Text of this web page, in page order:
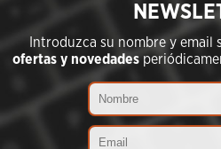
Introduzca su nombre y email
ofertas y novedades